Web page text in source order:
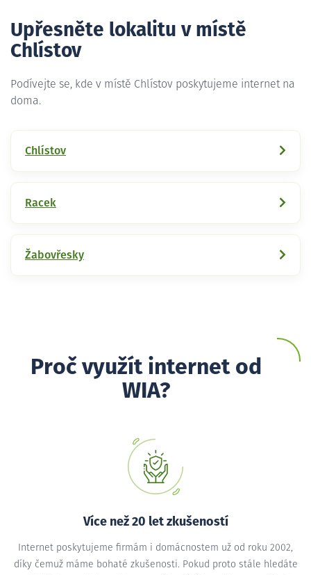
Upřesněte lokalitu v místě
Chlístov
Podívejte se, kde v místě Chlístov poskytujeme internet na
doma.
Chlístov
Racek
Žabovřesky
Proč využít internet od
WIA?
Více než 20 let zkušeností
Internet poskytujeme firmám i domácnostem už od roku 2002,
díky čemuž máme bohaté zkušenosti. Pokud proto stále hledáte